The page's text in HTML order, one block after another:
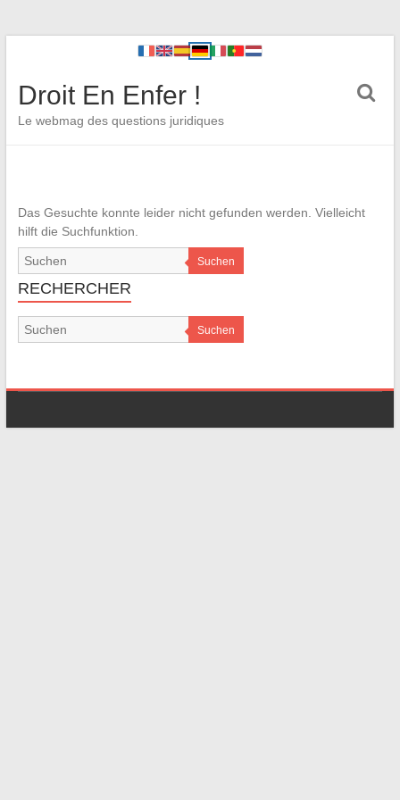
Droit En Enfer !
Le webmag des questions juridiques
Das Gesuchte konnte leider nicht gefunden werden. Vielleicht
hilft die Suchfunktion.
Suchen
RECHERCHER
Suchen